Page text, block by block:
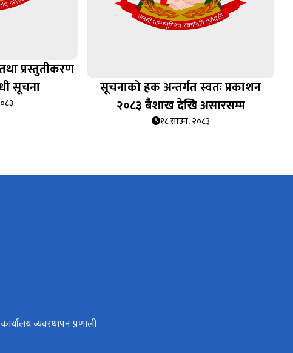
प्रस्तुतीकरण
सूचना
सूचनाको हक अन्तर्गत स्वतः प्रकाशन
२०८३ बैशाख देखि असारसम्म
१८ साउन, २०८३
व्यवस्थापन प्रणाली